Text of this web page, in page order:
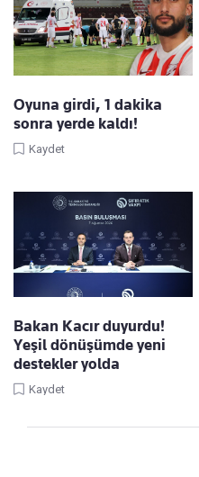
Oyuna girdi, 1 dakika
sonra yerde kaldı!
Kaydet
Bakan Kacır duyurdu!
Yeşil dönüşümde yeni
destekler yolda
Kaydet